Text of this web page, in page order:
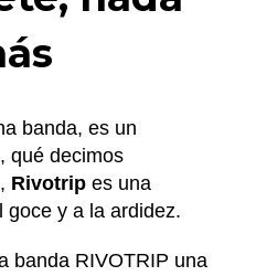
banda, es un
qué decimos
Rivotrip es una
goce y a la ardidez.
banda RIVOTRIP una